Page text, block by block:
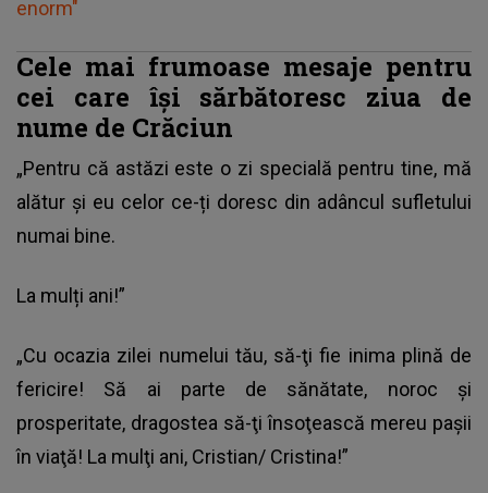
enorm"
Cele mai frumoase mesaje pentru
cei care își sărbătoresc ziua de
nume de Crăciun
„Pentru că astăzi este o zi specială pentru tine, mă
alătur și eu celor ce-ți doresc din adâncul sufletului
numai bine.
La mulți ani!”
„Cu ocazia zilei numelui tău, să-ţi fie inima plină de
fericire! Să ai parte de sănătate, noroc şi
prosperitate, dragostea să-ţi însoţească mereu paşii
în viaţă! La mulţi ani, Cristian/ Cristina!”